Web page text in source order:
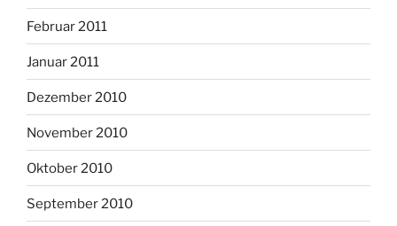
Februar 2011
Januar 2011
Dezember 2010
November 2010
Oktober 2010
September 2010